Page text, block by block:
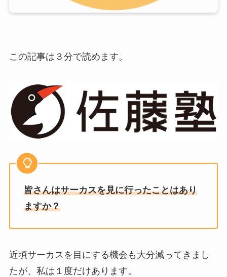
この記事は３分で読めます。
皆さんはサーカスを見に行ったことはあり
ますか？
近頃サーカスを目にする機会も大分減ってきまし
たが、私は１度だけあります。